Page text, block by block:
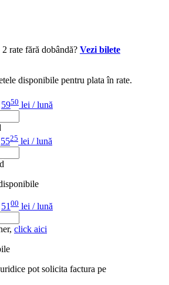
rate fără dobândă? Vezi bilete
disponibile pentru plata în rate.
5950 lei / lună
5525 lei / lună
51 00 lei / lună
click aici
pot solicita factura pe